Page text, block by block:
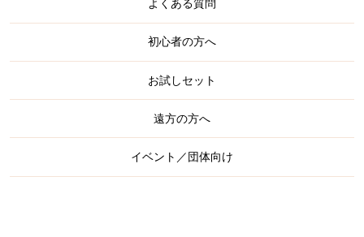
よくある質問
初心者の方へ
お試しセット
遠方の方へ
イベント／団体向け